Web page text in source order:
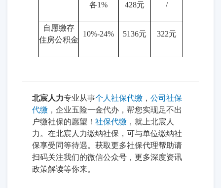
各1% 428元 /
自愿缴存
住房公积金
10%-24% 5136元 322元
北宸人力专业从事个人社保代缴 ， 公司社保
代缴 ，企业五险一金代办，帮您实现足不出
户缴社保的愿望！ 社保代缴 ，就上北宸人
力。在北宸人力缴纳社保，可与单位缴纳社
保享受同等待遇。获取更多社保代理帮助请
扫码关注我们的微信公众号，更多深度资讯
政策解读等你来。